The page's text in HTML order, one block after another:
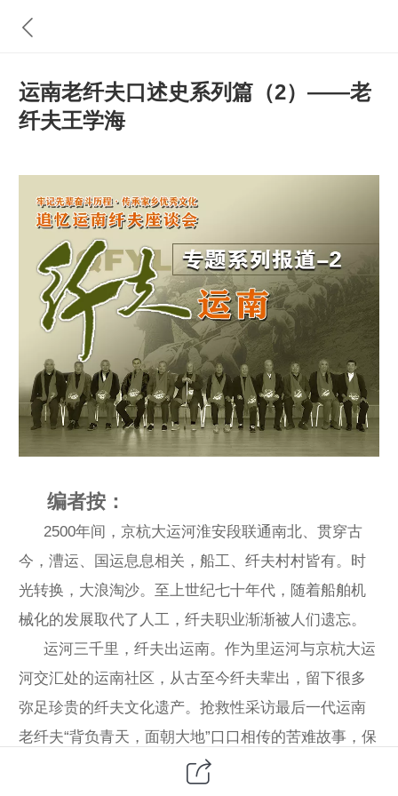
运南老纤夫口述史系列篇（2）——老
纤夫王学海
编者按：
2500年间，京杭大运河淮安段联通南北、贯穿古
今，漕运、国运息息相关，船工、纤夫村村皆有。时
光转换，大浪淘沙。至上世纪七十年代，随着船舶机
械化的发展取代了人工，纤夫职业渐渐被人们遗忘。
运河三千里，纤夫出运南。作为里运河与京杭大运
河交汇处的运南社区，从古至今纤夫辈出，留下很多
弥足珍贵的纤夫文化遗产。抢救性采访最后一代运南
老纤夫“背负青天，面朝大地”口口相传的苦难故事，保
护性挖掘淮安老纤夫“愿负肩上千斤担，为国为家向前